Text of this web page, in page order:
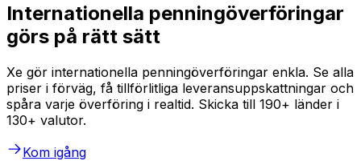
Internationella penningöverföringar
görs på rätt sätt
Xe gör internationella penningöverföringar enkla. Se alla
priser i förväg, få tillförlitliga leveransuppskattningar och
spåra varje överföring i realtid. Skicka till 190+ länder i
130+ valutor.
Kom igång